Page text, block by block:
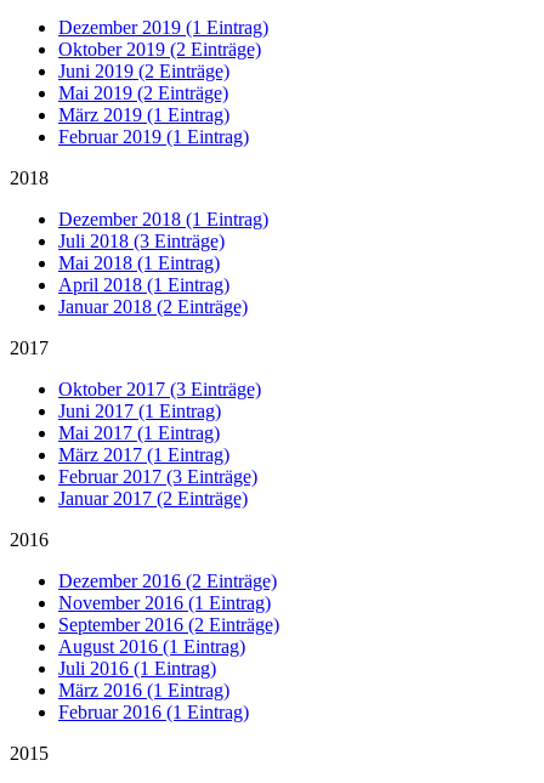
Dezember 2019 (1 Eintrag)
Oktober 2019 (2 Einträge)
Juni 2019 (2 Einträge)
Mai 2019 (2 Einträge)
März 2019 (1 Eintrag)
Februar 2019 (1 Eintrag)
2018
Dezember 2018 (1 Eintrag)
Juli 2018 (3 Einträge)
Mai 2018 (1 Eintrag)
April 2018 (1 Eintrag)
Januar 2018 (2 Einträge)
2017
Oktober 2017 (3 Einträge)
Juni 2017 (1 Eintrag)
Mai 2017 (1 Eintrag)
März 2017 (1 Eintrag)
Februar 2017 (3 Einträge)
Januar 2017 (2 Einträge)
2016
Dezember 2016 (2 Einträge)
November 2016 (1 Eintrag)
September 2016 (2 Einträge)
August 2016 (1 Eintrag)
Juli 2016 (1 Eintrag)
März 2016 (1 Eintrag)
Februar 2016 (1 Eintrag)
2015